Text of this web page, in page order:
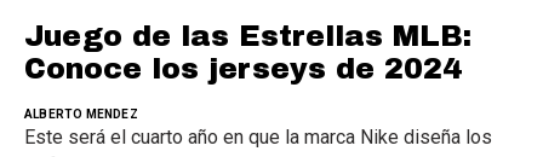
Juego de las Estrellas MLB:
Conoce los jerseys de 2024
ALBERTO MENDEZ
Este será el cuarto año en que la marca Nike diseña los